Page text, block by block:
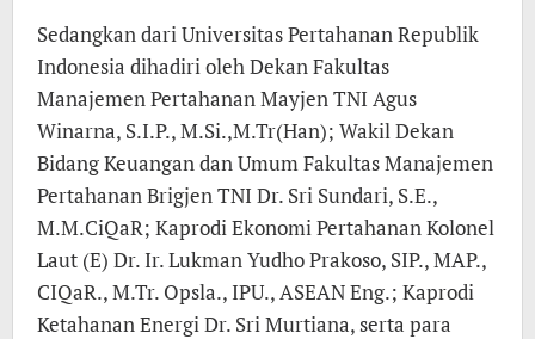
Sedangkan dari Universitas Pertahanan Republik
Indonesia dihadiri oleh Dekan Fakultas
Manajemen Pertahanan Mayjen TNI Agus
Winarna, S.I.P., M.Si.,M.Tr(Han); Wakil Dekan
Bidang Keuangan dan Umum Fakultas Manajemen
Pertahanan Brigjen TNI Dr. Sri Sundari, S.E.,
M.M.CiQaR; Kaprodi Ekonomi Pertahanan Kolonel
Laut (E) Dr. Ir. Lukman Yudho Prakoso, SIP., MAP.,
CIQaR., M.Tr. Opsla., IPU., ASEAN Eng.; Kaprodi
Ketahanan Energi Dr. Sri Murtiana, serta para